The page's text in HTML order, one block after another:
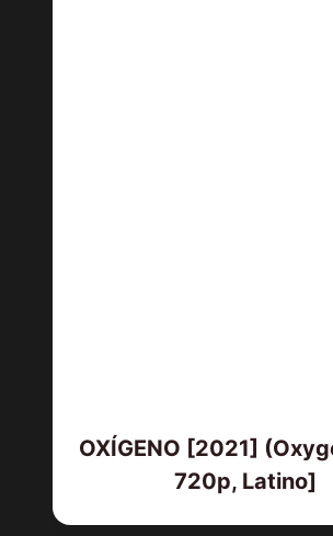
OXÍGENO [2021]
720p, Latino]